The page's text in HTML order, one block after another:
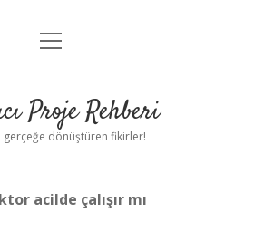
Anasayfa
Yasal Uyarı
menüyü
Proje Rehberi
gerçeğe dönüştüren fikirler!
acilde çalışır mı